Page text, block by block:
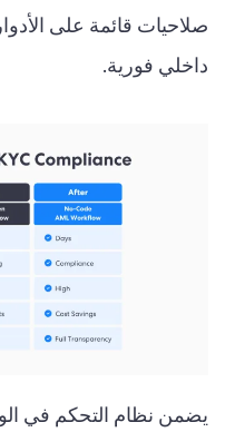
صلاحيات قائمة على
داخلي فورية.
يضمن نظام التحكم في